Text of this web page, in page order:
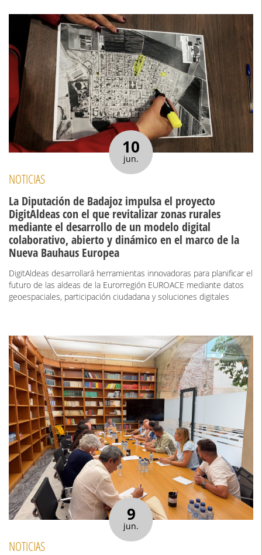
10
jun.
NOTICIAS
La Diputación de Badajoz impulsa el proyecto
DigitAldeas con el que revitalizar zonas rurales
mediante el desarrollo de un modelo digital
colaborativo, abierto y dinámico en el marco de la
Nueva Bauhaus Europea
DigitAldeas desarrollará herramientas innovadoras para planificar el
futuro de las aldeas de la Eurorregión EUROACE mediante datos
geoespaciales, participación ciudadana y soluciones digitales
9
jun.
NOTICIAS